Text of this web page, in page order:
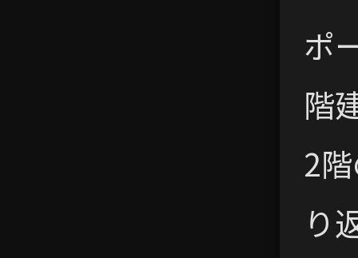
ポ
階
2
り